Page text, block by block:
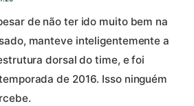
de não ter ido muito bem na
manteve inteligentemente a
dorsal do time, e foi
de 2016. Isso ninguém